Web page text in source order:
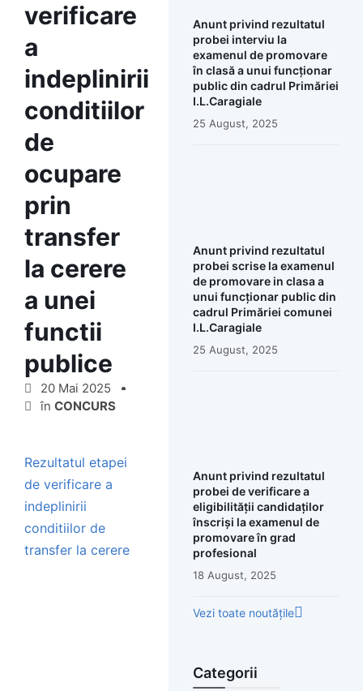
verificare
a
indeplinirii
conditiilor
de
ocupare
prin
transfer
la cerere
a unei
functii
publice
20 Mai 2025
în CONCURS
Rezultatul etapei
de verificare a
indeplinirii
conditiilor de
transfer la cerere
Anunt privind rezultatul
probei interviu la
examenul de promovare
în clasă a unui funcționar
public din cadrul Primăriei
I.L.Caragiale
25 August, 2025
Anunt privind rezultatul
probei scrise la examenul
de promovare in clasa a
unui funcționar public din
cadrul Primăriei comunei
I.L.Caragiale
25 August, 2025
Anunt privind rezultatul
probei de verificare a
eligibilității candidaților
înscriși la examenul de
promovare în grad
profesional
18 August, 2025
Vezi toate noutățile
Categorii